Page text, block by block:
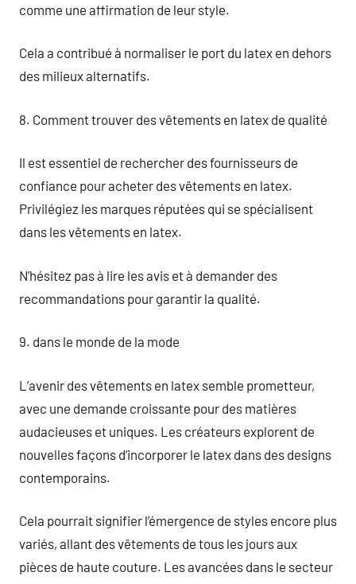
comme une affirmation de leur style.
Cela a contribué à normaliser le port du latex en dehors
des milieux alternatifs.
8. Comment trouver des vêtements en latex de qualité
Il est essentiel de rechercher des fournisseurs de
confiance pour acheter des vêtements en latex.
Privilégiez les marques réputées qui se spécialisent
dans les vêtements en latex.
N’hésitez pas à lire les avis et à demander des
recommandations pour garantir la qualité.
9. dans le monde de la mode
L’avenir des vêtements en latex semble prometteur,
avec une demande croissante pour des matières
audacieuses et uniques. Les créateurs explorent de
nouvelles façons d’incorporer le latex dans des designs
contemporains.
Cela pourrait signifier l’émergence de styles encore plus
variés, allant des vêtements de tous les jours aux
pièces de haute couture. Les avancées dans le secteur